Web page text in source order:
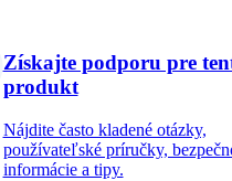
Získajte podporu pre
produkt
Nájdite často kladené otázky,
používateľské príručky,
informácie a tipy.